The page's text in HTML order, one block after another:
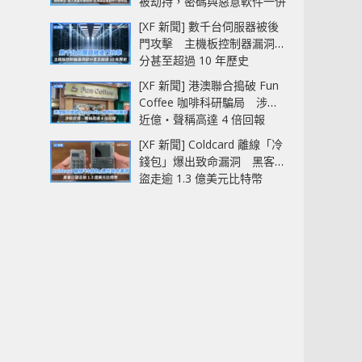
中招
[XF 新聞] 數千台伺服器被後
門攻擊 主機板控制器漏洞部
分甚至超過 10 年歷史
[XF 新聞] 港澳聯合搗破 Fun
Coffee 咖啡科研騙局 涉款
近億‧聲稱高達 4 倍回報
[XF 新聞] Coldcard 離線「冷
錢包」爆出致命漏洞 黑客已
盜走逾 1.3 億美元比特幣